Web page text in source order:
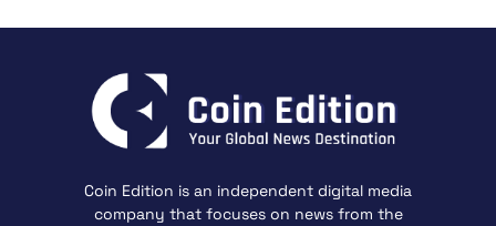
Coin Edition is an independent digital media
company that focuses on news from the